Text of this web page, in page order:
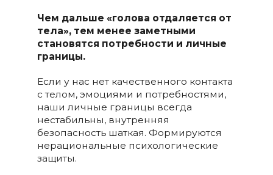
Чем дальше «голова отдаляется от
тела», тем менее заметными
становятся потребности и личные
границы.
Если у нас нет качественного контакта
с телом, эмоциями и потребностями,
наши личные границы всегда
нестабильны, внутренняя
безопасность шаткая. Формируются
нерациональные психологические
защиты.